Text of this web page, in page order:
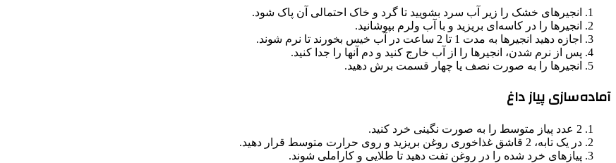
انجیرهای خشک را زیر آب سرد بشویید تا گرد و خاک احتمالی آن پاک شود.
انجیرها را در کاسه‌ای بریزید و با آب ولرم بپوشانید.
اجازه دهید انجیرها به مدت 1 تا 2 ساعت در آب خیس بخورند تا نرم شوند.
پس از نرم شدن، انجیرها را از آب خارج کنید و دم آنها را جدا کنید.
انجیرها را به صورت نصف یا چهار قسمت برش دهید.
آماده‌سازی پیاز داغ
2 عدد پیاز متوسط را به صورت نگینی خرد کنید.
در یک تابه، 2 قاشق غذاخوری روغن بریزید و روی حرارت متوسط قرار دهید.
پیازهای خرد شده را در روغن تفت دهید تا طلایی و کاراملی شوند.